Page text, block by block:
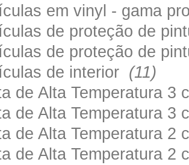
em vinyl - gama
de proteção de
de proteção de
de interior (11)
de Alta Temperatura
de Alta Temperatura
de Alta Temperatura
de Alta Temperatura